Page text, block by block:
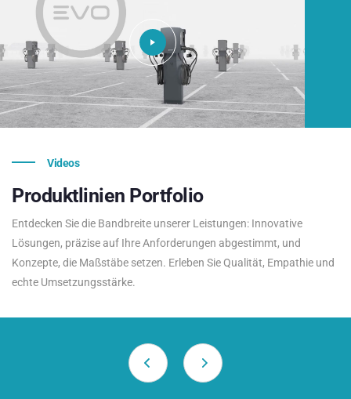
Videos
Produktlinien Portfolio
Entdecken Sie die Bandbreite unserer Leistungen: Innovative
Lösungen, präzise auf Ihre Anforderungen abgestimmt, und
Konzepte, die Maßstäbe setzen. Erleben Sie Qualität, Empathie und
echte Umsetzungsstärke.